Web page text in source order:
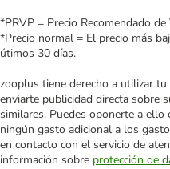
*PRVP = Precio Recomendado
*Precio normal = El precio más
útimos 30 días.
zooplus tiene derecho a utilizar
enviarte publicidad directa sobre
similares. Puedes oponerte a
ningún gasto adicional a los
en contacto con el servicio de
información sobre protección de